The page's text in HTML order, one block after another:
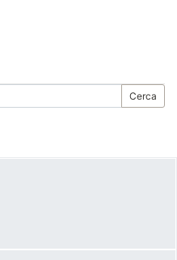
Cerca